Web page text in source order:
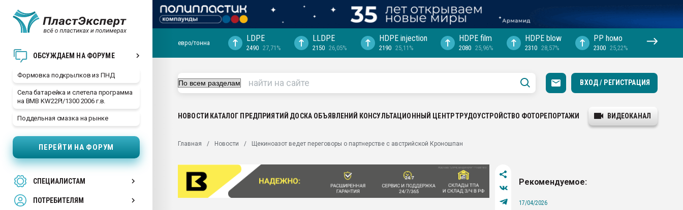
ОБСУЖДАЕМ НА ФОРУМЕ
Формовка подкрылков из ПНД
Села батарейка и слетела программа
на BMB KW22PI/1300 2006 г.в.
Поддельная смазка на рынке
ПЕРЕЙТИ НА ФОРУМ
СПЕЦИАЛИСТАМ
ПОТРЕБИТЕЛЯМ
29.07.2026 ФРП помог "Ижевскому
Вакуум-формовочные машины:
28.07.2026 Автоматизация выходит на
первый план в переработке
пластмасс
евро/тонна LDPE
2490 27,71%
LLDPE
2150 26,05%
HDPE injection
2190 25,11%
HDPE film
2080 25,96%
HDPE blow
2310 28,57%
PP hомо
2300 25,22%
ВХОД / РЕГИСТРАЦИЯ
НОВОСТИ КАТАЛОГ ПРЕДПРИЯТИЙ ДОСКА ОБЪЯВЛЕНИЙ КОНСУЛЬТАЦИОННЫЙ ЦЕНТРТРУДОУСТРОЙСТВО ФОТОРЕПОРТАЖИ ВИДЕОКАНАЛ
Главная Новости Щекиноазот ведет переговоры о партнерстве с австрийской Кроношпан
Рекомендуемое:
17/04/2026